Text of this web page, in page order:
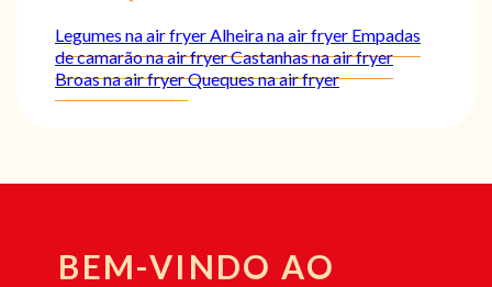
Legumes na air fryer Alheira na air fryer Empadas
de camarão na air fryerCastanhas na air fryer
Broas na air fryerQueques na air fryer
BEM-VINDO AO